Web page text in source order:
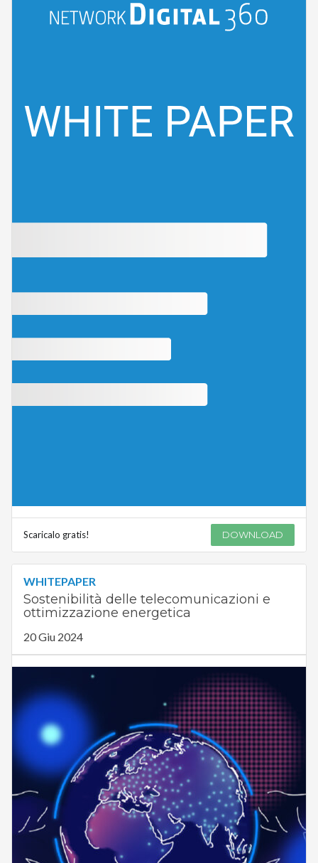
Scaricalo gratis! DOWNLOAD
WHITEPAPER
Sostenibilità delle telecomunicazioni e
ottimizzazione energetica
20 Giu 2024